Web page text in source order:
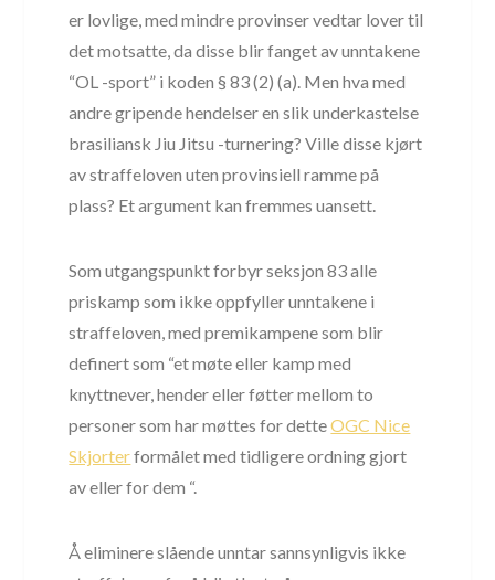
er lovlige, med mindre provinser vedtar lover til
det motsatte, da disse blir fanget av unntakene
“OL -sport” i koden § 83 (2) (a). Men hva med
andre gripende hendelser en slik underkastelse
brasiliansk Jiu Jitsu -turnering? Ville disse kjørt
av straffeloven uten provinsiell ramme på
plass? Et argument kan fremmes uansett.
Som utgangspunkt forbyr seksjon 83 alle
priskamp som ikke oppfyller unntakene i
straffeloven, med premikampene som blir
definert som “et møte eller kamp med
knyttnever, hender eller føtter mellom to
personer som har møttes for detteOGC Nice
Skjorterformålet med tidligere ordning gjort
av eller for dem “.
Å eliminere slående unntar sannsynligvis ikke